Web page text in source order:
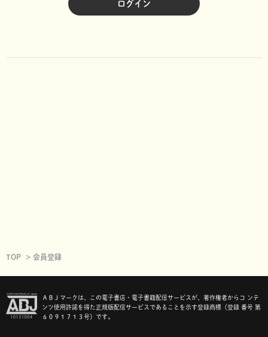
ログイン
TOP 会員登録
ＡＢＪマークは、この電子書店・電子書籍配信サービスが、著作権者からコ ンテ
ンツ使用許諾を得た正規版配信サービスであることを示す登録商標（登録 番号 第
６０９１７１３号）です。